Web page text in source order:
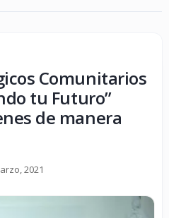
Comunitarios
tu Futuro”
de manera
2021